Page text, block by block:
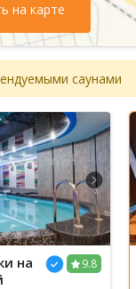
на карте
саунами
9.8
на